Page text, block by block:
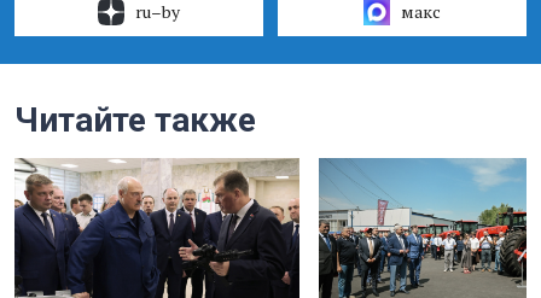
ru–by макс
Читайте также